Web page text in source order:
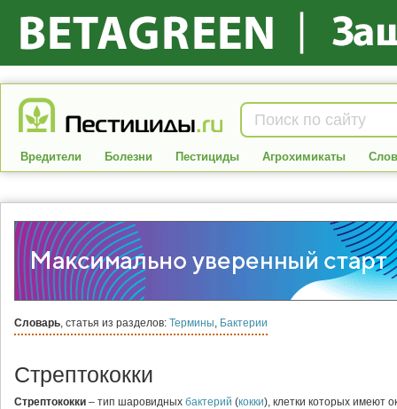
Вредители Болезни Пестициды Агрохимикаты
Словарь, статья из разделов: Термины, Бактерии
Стрептококки
Стрептококки – тип шаровидных бактерий (кокки), клетки которых имеют